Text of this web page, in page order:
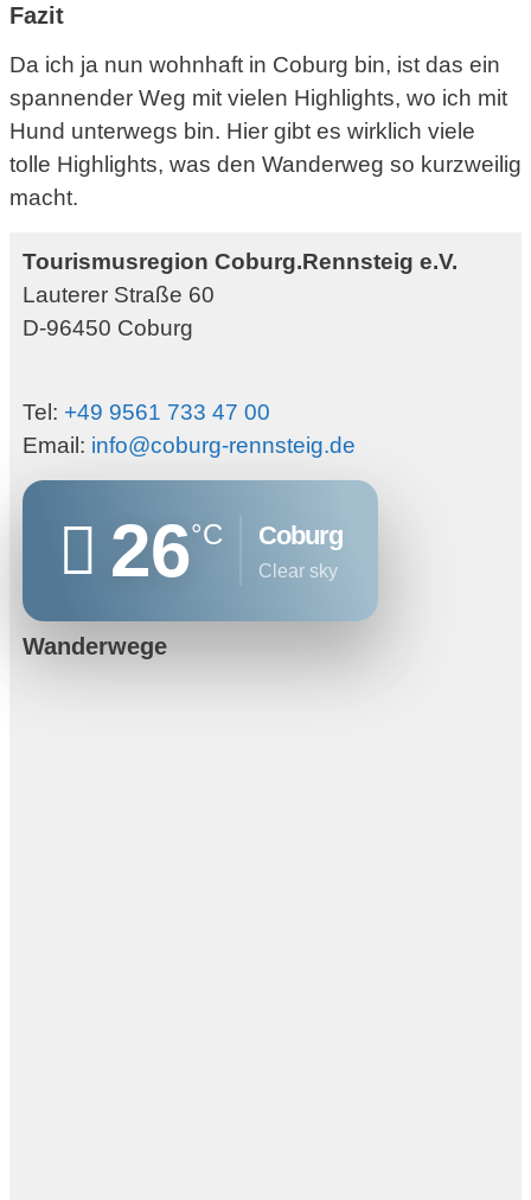
Fazit
Da ich ja nun wohnhaft in Coburg bin, ist das ein
spannender Weg mit vielen Highlights, wo ich mit
Hund unterwegs bin. Hier gibt es wirklich viele
tolle Highlights, was den Wanderweg so kurzweilig
macht.
Tourismusregion Coburg.Rennsteig e.V.
Lauterer Straße 60
D-96450 Coburg
Tel: +49 9561 733 47 00
Email: info@coburg-rennsteig.de
26°C Coburg
clear sky
Wanderwege